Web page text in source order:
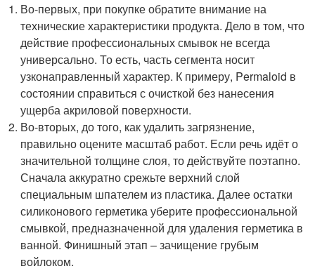
Во-первых, при покупке обратите внимание на
технические характеристики продукта. Дело в том, что
действие профессиональных смывок не всегда
универсально. То есть, часть сегмента носит
узконаправленный характер. К примеру, Permaloid в
состоянии справиться с очисткой без нанесения
ущерба акриловой поверхности.
Во-вторых, до того, как удалить загрязнение,
правильно оцените масштаб работ. Если речь идёт о
значительной толщине слоя, то действуйте поэтапно.
Сначала аккуратно срежьте верхний слой
специальным шпателем из пластика. Далее остатки
силиконового герметика уберите профессиональной
смывкой, предназначенной для удаления герметика в
ванной. Финишный этап – зачищение грубым
войлоком.